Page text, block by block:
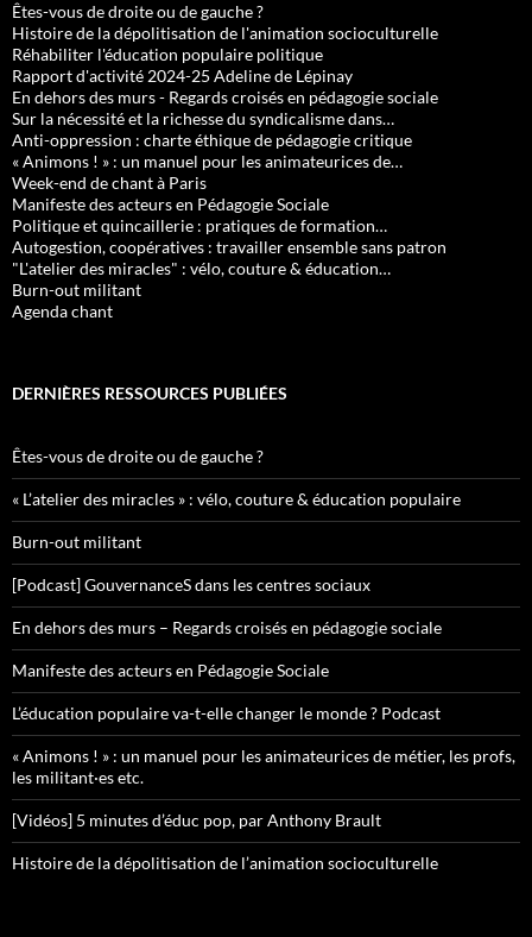
Êtes-vous de droite ou de gauche ?
Histoire de la dépolitisation de l'animation socioculturelle
Réhabiliter l'éducation populaire politique
Rapport d'activité 2024-25 Adeline de Lépinay
En dehors des murs - Regards croisés en pédagogie sociale
Sur la nécessité et la richesse du syndicalisme dans…
Anti-oppression : charte éthique de pédagogie critique
« Animons ! » : un manuel pour les animateurices de…
Week-end de chant à Paris
Manifeste des acteurs en Pédagogie Sociale
Politique et quincaillerie : pratiques de formation…
Autogestion, coopératives : travailler ensemble sans patron
"L'atelier des miracles" : vélo, couture & éducation…
Burn-out militant
Agenda chant
DERNIÈRES RESSOURCES PUBLIÉES
Êtes-vous de droite ou de gauche ?
« L’atelier des miracles » : vélo, couture & éducation populaire
Burn-out militant
[Podcast] GouvernanceS dans les centres sociaux
En dehors des murs – Regards croisés en pédagogie sociale
Manifeste des acteurs en Pédagogie Sociale
L’éducation populaire va-t-elle changer le monde ? Podcast
« Animons ! » : un manuel pour les animateurices de métier, les profs,
les militant·es etc.
[Vidéos] 5 minutes d’éduc pop, par Anthony Brault
Histoire de la dépolitisation de l’animation socioculturelle